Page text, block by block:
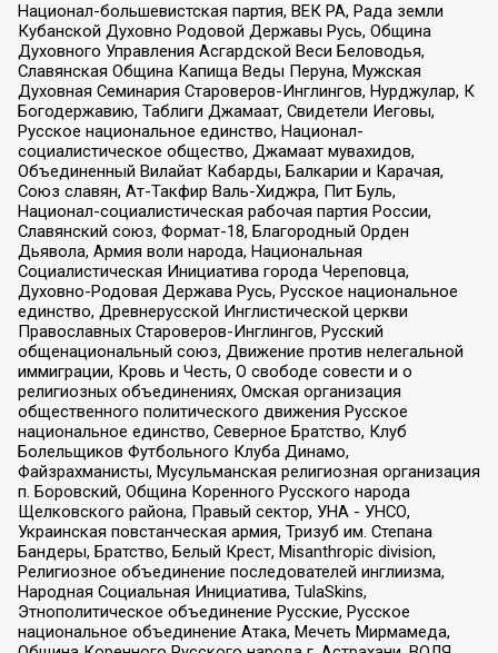
Национал-большевистская партия, ВЕК РА, Рада земли
Кубанской Духовно Родовой Державы Русь, Община
Духовного Управления Асгардской Веси Беловодья,
Славянская Община Капища Веды Перуна, Мужская
Духовная Семинария Староверов-Инглингов, Нурджулар, К
Богодержавию, Таблиги Джамаат, Свидетели Иеговы,
Русское национальное единство, Национал-
социалистическое общество, Джамаат мувахидов,
Объединенный Вилайат Кабарды, Балкарии и Карачая,
Союз славян, Ат-Такфир Валь-Хиджра, Пит Буль,
Национал-социалистическая рабочая партия России,
Славянский союз, Формат-18, Благородный Орден
Дьявола, Армия воли народа, Национальная
Социалистическая Инициатива города Череповца,
Духовно-Родовая Держава Русь, Русское национальное
единство, Древнерусской Инглистической церкви
Православных Староверов-Инглингов, Русский
общенациональный союз, Движение против нелегальной
иммиграции, Кровь и Честь, О свободе совести и о
религиозных объединениях, Омская организация
общественного политического движения Русское
национальное единство, Северное Братство, Клуб
Болельщиков Футбольного Клуба Динамо,
Файзрахманисты, Мусульманская религиозная организация
п. Боровский, Община Коренного Русского народа
Щелковского района, Правый сектор, УНА - УНСО,
Украинская повстанческая армия, Тризуб им. Степана
Бандеры, Братство, Белый Крест, Misanthropic division,
Религиозное объединение последователей инглиизма,
Народная Социальная Инициатива, TulaSkins,
Этнополитическое объединение Русские, Русское
национальное объединение Атака, Мечеть Мирмамеда,